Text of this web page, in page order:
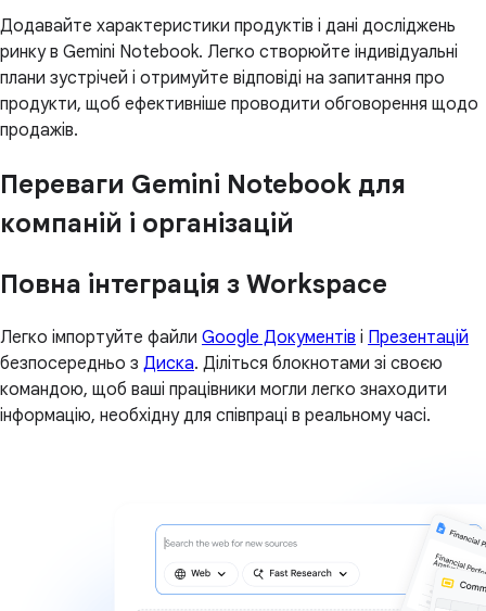
Додавайте характеристики продуктів і дані досліджень
ринку в Gemini Notebook. Легко створюйте індивідуальні
плани зустрічей і отримуйте відповіді на запитання про
продукти, щоб ефективніше проводити обговорення щодо
продажів.
Переваги Gemini Notebook для
компаній і організацій
Повна інтеграція з Workspace
Легко імпортуйте файли Google Документів і Презентацій
безпосередньо з Диска. Діліться блокнотами зі своєю
командою, щоб ваші працівники могли легко знаходити
інформацію, необхідну для співпраці в реальному часі.